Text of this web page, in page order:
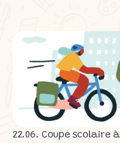
22.06. Coupe scolaire à